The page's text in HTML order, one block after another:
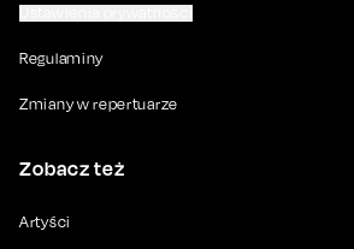
Regulaminy
Zmiany w repertuarze
Zobacz też
Artyści